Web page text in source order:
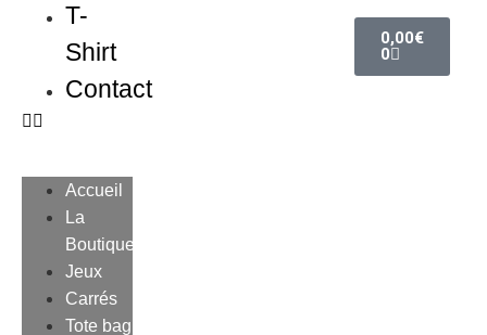
T-
Shirt
Contact
Accueil
La
Boutique
Jeux
Carrés
Tote bag
0,00€
0